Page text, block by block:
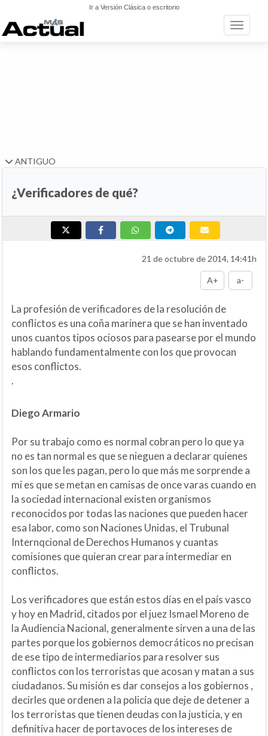
Ir a Versión Clásica o escritorio
Toggle
ANTIGUO
¿Verificadores de qué?
21 de octubre de 2014, 14:41h
A+ a-
La profesión de verificadores de la resolución de
conflictos es una coña marinera que se han inventado
unos cuantos tipos ociosos para pasearse por el mundo
hablando fundamentalmente con los que provocan
esos conflictos.
.
Diego Armario
Por su trabajo como es normal cobran pero lo que ya
no es tan normal es que se nieguen a declarar quienes
son los que les pagan, pero lo que más me sorprende a
mi es que se metan en camisas de once varas cuando en
la sociedad internacional existen organismos
reconocidos por todas las naciones que pueden hacer
esa labor, como son Naciones Unidas, el Trubunal
Internqcional de Derechos Humanos y cuantas
comisiones que quieran crear para intermediar en
conflictos.
Los verificadores que están estos días en el país vasco
y hoy en Madrid, citados por el juez Ismael Moreno de
la Audiencia Nacional, generalmente sirven a una de las
partes porque los gobiernos democráticos no precisan
de ese tipo de intermediarios para resolver sus
conflictos con los terroristas que acosan y matan a sus
ciudadanos. Su misión es dar consejos a los gobiernos ,
decirles que ordenen a la policía que deje de detener a
los terroristas que tienen deudas con la justicia, y en
definitiva hacer de portavoces de los intereses de